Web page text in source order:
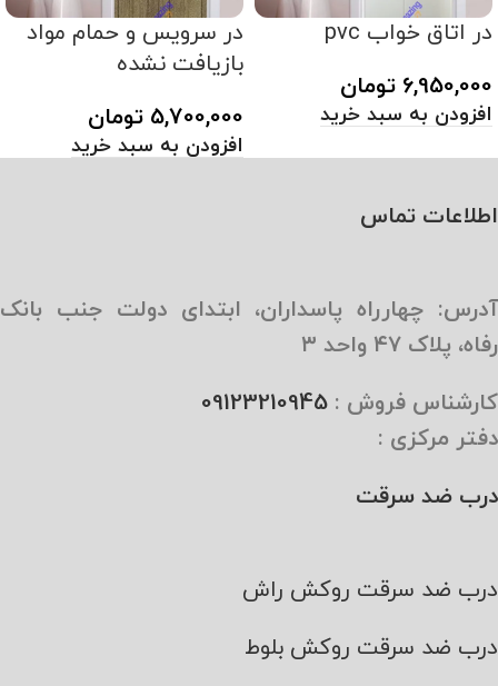
در اتاق خواب pvc
6,950,000 تومان
افزودن به سبد خرید
در سرویس و حمام مواد
بازیافت نشده
5,700,000 تومان
افزودن به سبد خرید
اطلاعات تماس
آدرس: چهارراه پاسداران، ابتدای دولت جنب بانک
رفاه، پلاک ۴۷ واحد ۳
کارشناس فروش : 09123210945
دفتر مرکزی :
درب ضد سرقت
درب ضد سرقت روکش راش
درب ضد سرقت روکش بلوط